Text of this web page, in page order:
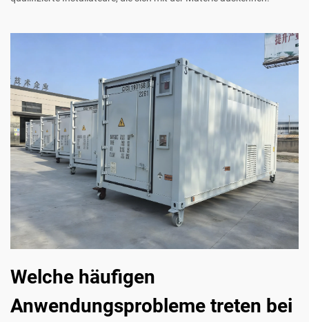
Welche häufigen
Anwendungsprobleme treten bei